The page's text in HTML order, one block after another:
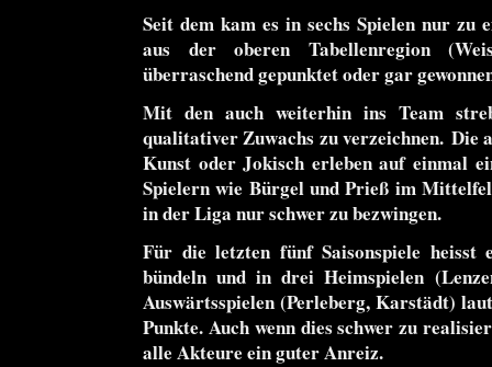
Seit dem kam es in sechs Spielen nur zu
aus der oberen Tabellenregion
überraschend gepunktet oder gar
Mit den auch weiterhin ins Team
qualitativer Zuwachs zu verzeichnen. Die
Kunst oder Jokisch erleben auf einmal
Spielern wie Bürgel und Prieß im
in der Liga nur schwer zu bezwingen.
Für die letzten fünf Saisonspiele heisst
bündeln und in drei Heimspielen
Auswärtsspielen (Perleberg, Karstädt)
Punkte. Auch wenn dies schwer zu
alle Akteure ein guter Anreiz.